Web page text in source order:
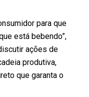
para que
está bebendo”,
ações de
produtiva,
que garanta o